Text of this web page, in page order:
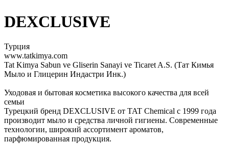
DEXCLUSIVE
Турция
www.tatkimya.com
Tat Kimya Sabun ve Gliserin Sanayi ve Ticaret A.S. (Тат Кимья
Мыло и Глицерин Индастри Инк.)
Уходовая и бытовая косметика высокого качества для всей
семьи
Турецкий бренд DEXCLUSIVE от TAT Chemical с 1999 года
производит мыло и средства личной гигиены. Современные
технологии, широкий ассортимент ароматов,
парфюмированная продукция.